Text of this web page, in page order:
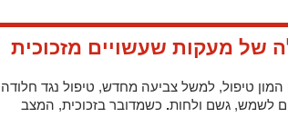
של מעקות שעשויים מזכוכית
המון טיפול, למשל צביעה מחדש, טיפול נגד חלודה
לשמש, גשם ולחות. כשמדובר בזכוכית, המצב